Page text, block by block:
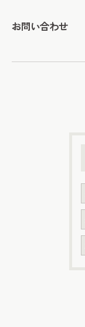
お問い合わせ